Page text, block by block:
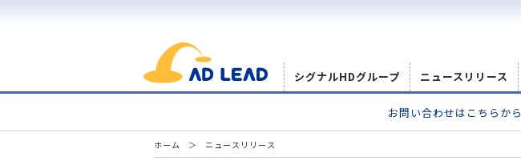
シグナルHDグループ ニュースリリース
お問い合わせはこちらから
ホーム ニュースリリース